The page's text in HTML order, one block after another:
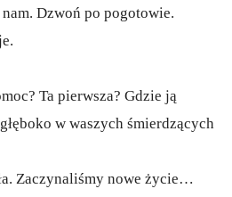
Dzwoń po pogotowie.
Ta pierwsza? Gdzie ją
w waszych śmierdzących
Zaczynaliśmy nowe życie…